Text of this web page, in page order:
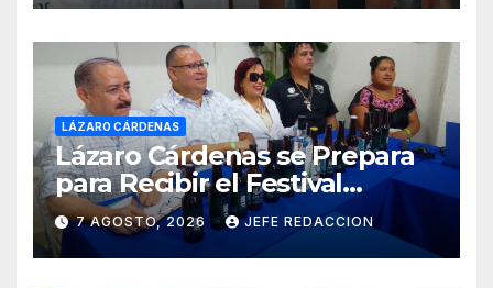
LÁZARO CÁRDENAS
Lázaro Cárdenas se Prepara
para Recibir el Festival
Internacional de la Cerveza
Costa de Michoacán 2026
7 AGOSTO, 2026 JEFE REDACCION